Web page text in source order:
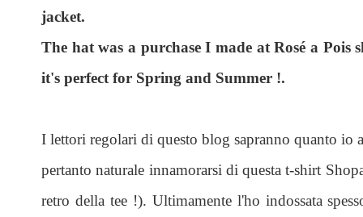
jacket.
The hat was a purchase I made at Rosé a Pois
it's perfect for Spring and Summer !.
I lettori regolari di questo blog sapranno quanto io
pertanto naturale innamorarsi di questa t-shirt
retro della tee !). Ultimamente l'ho indossata